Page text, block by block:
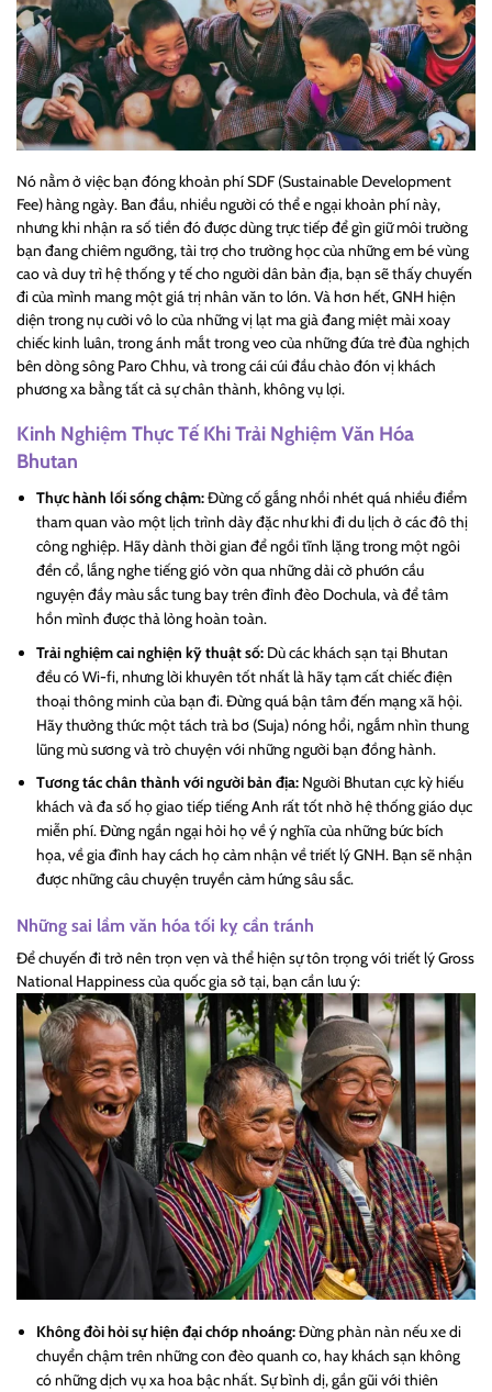
Nó nằm ở việc bạn đóng khoản phí SDF (Sustainable Development
Fee) hàng ngày. Ban đầu, nhiều người có thể e ngại khoản phí này,
nhưng khi nhận ra số tiền đó được dùng trực tiếp để gìn giữ môi trường
bạn đang chiêm ngưỡng, tài trợ cho trường học của những em bé vùng
cao và duy trì hệ thống y tế cho người dân bản địa, bạn sẽ thấy chuyến
đi của mình mang một giá trị nhân văn to lớn. Và hơn hết, GNH hiện
diện trong nụ cười vô lo của những vị lạt ma già đang miệt mài xoay
chiếc kinh luân, trong ánh mắt trong veo của những đứa trẻ đùa nghịch
bên dòng sông Paro Chhu, và trong cái cúi đầu chào đón vị khách
phương xa bằng tất cả sự chân thành, không vụ lợi.
Kinh Nghiệm Thực Tế Khi Trải Nghiệm Văn Hóa
Bhutan
Thực hành lối sống chậm:Đừng cố gắng nhồi nhét quá nhiều điểm
tham quan vào một lịch trình dày đặc như khi đi du lịch ở các đô thị
công nghiệp. Hãy dành thời gian để ngồi tĩnh lặng trong một ngôi
đền cổ, lắng nghe tiếng gió vờn qua những dải cờ phướn cầu
nguyện đầy màu sắc tung bay trên đỉnh đèo Dochula, và để tâm
hồn mình được thả lỏng hoàn toàn.
Trải nghiệm cai nghiện kỹ thuật số: Dù các khách sạn tại Bhutan
đều có Wi-fi, nhưng lời khuyên tốt nhất là hãy tạm cất chiếc điện
thoại thông minh của bạn đi. Đừng quá bận tâm đến mạng xã hội.
Hãy thưởng thức một tách trà bơ (Suja) nóng hổi, ngắm nhìn thung
lũng mù sương và trò chuyện với những người bạn đồng hành.
Tương tác chân thành với người bản địa: Người Bhutan cực kỳ hiếu
khách và đa số họ giao tiếp tiếng Anh rất tốt nhờ hệ thống giáo dục
miễn phí. Đừng ngần ngại hỏi họ về ý nghĩa của những bức bích
họa, về gia đình hay cách họ cảm nhận về triết lý GNH. Bạn sẽ nhận
được những câu chuyện truyền cảm hứng sâu sắc.
Những sai lầm văn hóa tối kỵ cần tránh
Để chuyến đi trở nên trọn vẹn và thể hiện sự tôn trọng với triết lýGross
National Happinesscủa quốc gia sở tại, bạn cần lưu ý:
Không đòi hỏi sự hiện đại chớp nhoáng:Đừng phàn nàn nếu xe di
chuyển chậm trên những con đèo quanh co, hay khách sạn không
có những dịch vụ xa hoa bậc nhất. Sự bình dị, gần gũi với thiên